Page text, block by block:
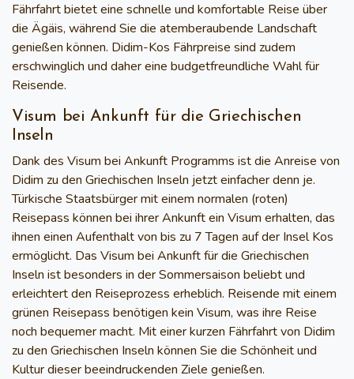
Fährfahrt bietet eine schnelle und komfortable Reise über
die Ägäis, während Sie die atemberaubende Landschaft
genießen können. Didim-Kos Fährpreise sind zudem
erschwinglich und daher eine budgetfreundliche Wahl für
Reisende.
Visum bei Ankunft für die Griechischen
Inseln
Dank des Visum bei Ankunft Programms ist die Anreise von
Didim zu den Griechischen Inseln jetzt einfacher denn je.
Türkische Staatsbürger mit einem normalen (roten)
Reisepass können bei ihrer Ankunft ein Visum erhalten, das
ihnen einen Aufenthalt von bis zu 7 Tagen auf der Insel Kos
ermöglicht. Das Visum bei Ankunft für die Griechischen
Inseln ist besonders in der Sommersaison beliebt und
erleichtert den Reiseprozess erheblich. Reisende mit einem
grünen Reisepass benötigen kein Visum, was ihre Reise
noch bequemer macht. Mit einer kurzen Fährfahrt von Didim
zu den Griechischen Inseln können Sie die Schönheit und
Kultur dieser beeindruckenden Ziele genießen.